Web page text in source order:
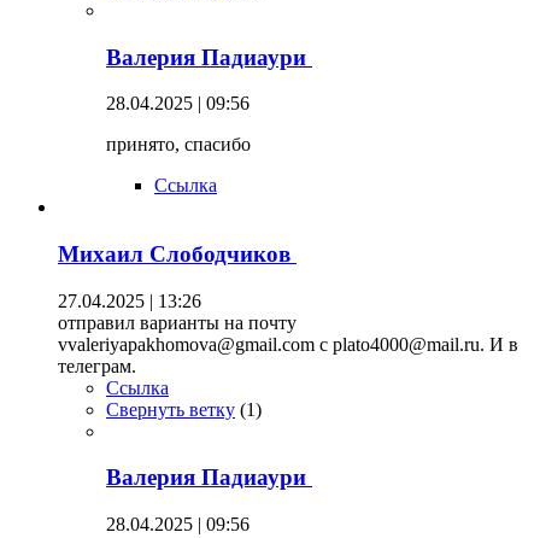
Валерия Падиаури
28.04.2025 | 09:56
принято, спасибо
Ссылка
Михаил Слободчиков
27.04.2025 | 13:26
отправил варианты на почту
vvaleriyapakhomova@gmail.com с plato4000@mail.ru. И в
телеграм.
Ссылка
Свернуть ветку (1)
Валерия Падиаури
28.04.2025 | 09:56